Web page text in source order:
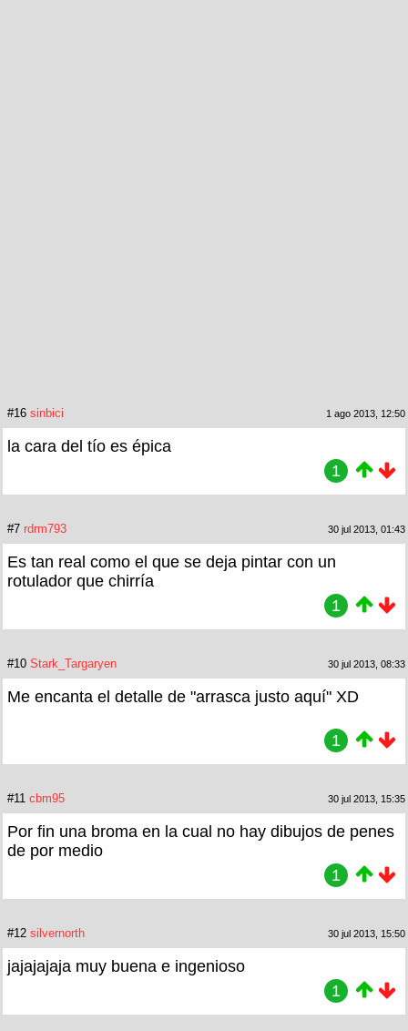
#16 sinbici 1 ago 2013, 12:50
la cara del tío es épica
1
#7 rdrm793 30 jul 2013, 01:43
Es tan real como el que se deja pintar con un
rotulador que chirría
1
#10 Stark_Targaryen 30 jul 2013, 08:33
Me encanta el detalle de "arrasca justo aquí" XD
1
#11 cbm95 30 jul 2013, 15:35
Por fin una broma en la cual no hay dibujos de penes
de por medio
1
#12 silvernorth 30 jul 2013, 15:50
jajajajaja muy buena e ingenioso
1